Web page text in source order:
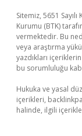
Sitemiz, 5651
Kurumu (BTK)
vermektedir. Bu
veya araştırma
yazdıkları
bu sorumluluğu
Hukuka ve yasal
içerikleri,
halinde, ilgili